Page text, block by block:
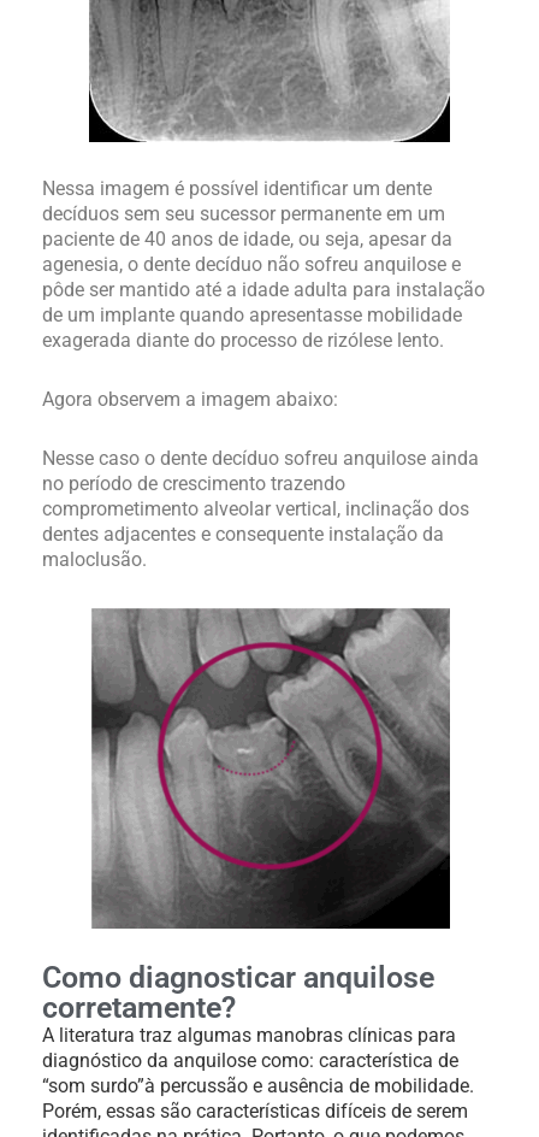
Nessa imagem é possível identificar um dente
decíduos sem seu sucessor permanente em um
paciente de 40 anos de idade, ou seja, apesar da
agenesia, o dente decíduo não sofreu anquilose e
pôde ser mantido até a idade adulta para instalação
de um implante quando apresentasse mobilidade
exagerada diante do processo de rizólese lento.
Agora observem a imagem abaixo:
Nesse caso o dente decíduo sofreu anquilose ainda
no período de crescimento trazendo
comprometimento alveolar vertical, inclinação dos
dentes adjacentes e consequente instalação da
maloclusão.
Como diagnosticar anquilose
corretamente?
A literatura traz algumas manobras clínicas para
diagnóstico da anquilose como: característica de
“som surdo”à percussão e ausência de mobilidade.
Porém, essas são características difíceis de serem